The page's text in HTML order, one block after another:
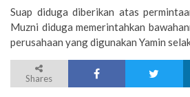
Suap diduga diberikan atas
Muzni diduga memerintahkan
perusahaan yang digunakan Yamin
Shares